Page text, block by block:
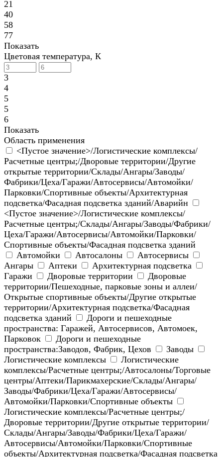
21
40
58
77
Показать
Цветовая температура, К
3
4
5
5
6
Показать
Область применения
<Пустое значение>/Логистические комплексы/
Расчетные центры;/Дворовые территории/Другие
открытые территории/Склады/Ангары/Заводы/
Фабрики/Цеха/Гаражи/Автосервисы/Автомойки/
Парковки/Спортивные объекты/Архитектурная
подсветка/Фасадная подсветка зданий/Аварийн
<Пустое значение>/Логистические комплексы/
Расчетные центры;/Склады/Ангары/Заводы/Фабрики/
Цеха/Гаражи/Автосервисы/Автомойки/Парковки/
Спортивные объекты/Фасадная подсветка зданий
Автомойки
Автосалоны
Автосервисы
Ангары
Аптеки
Архитектурная подсветка
Гаражи
Дворовые территории
Дворовые
территории/Пешеходные, парковые зоны и аллеи/
Открытые спортивные объекты/Другие открытые
территории/Архитектурная подсветка/Фасадная
подсветка зданий
Дороги и пешеходные
пространства: Гаражей, Автосервисов, Автомоек,
Парковок
Дороги и пешеходные
пространства:Заводов, Фабрик, Цехов
Заводы
Логистические комплексы
Логистические
комплексы/Расчетные центры;/Автосалоны/Торговые
центры/Аптеки/Парикмахерские/Склады/Ангары/
Заводы/Фабрики/Цеха/Гаражи/Автосервисы/
Автомойки/Парковки/Спортивные объекты
Логистические комплексы/Расчетные центры;/
Дворовые территории/Другие открытые территории/
Склады/Ангары/Заводы/Фабрики/Цеха/Гаражи/
Автосервисы/Автомойки/Парковки/Спортивные
объекты/Архитектурная подсветка/Фасадная подсветка